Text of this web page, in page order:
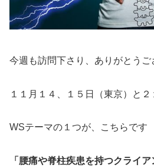
今週も訪問下さり、ありがとうご
１１月１４、１５日（東京）と
WSテーマの１つが、こちらです
「腰痛や脊柱疾患を持つクライ